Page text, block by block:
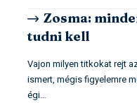
Zosma:
tudni kell
Vajon milyen titkokat rejt
ismert, mégis figyelemre
égi…